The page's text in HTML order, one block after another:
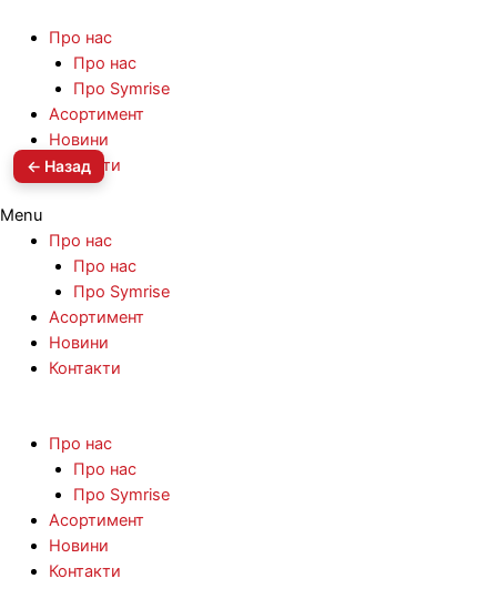
Про нас
Про нас
Про Symrise
Асортимент
Новини
Контакти
Menu
Про нас
Про нас
Про Symrise
Асортимент
Новини
Контакти
Про нас
Про нас
Про Symrise
Асортимент
Новини
Контакти
← Назад